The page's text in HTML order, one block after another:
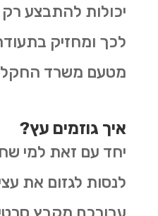
יכולות להתבצע
לכך ומחזיק
מטעם משרד
איך גוזמים עץ?
יחד עם זאת למי
לנסות לגזום את